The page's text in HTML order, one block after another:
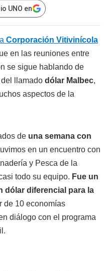
UNO en
Corporación Vitivinícola
en las reuniones entre
se sigue hablando de
llamado dólar Malbec,
aspectos de la
de una semana con
en un encuentro con
y Pesca de la
todo su equipo. Fue un
dólar diferencial para la
de 10 economías
diálogo con el programa